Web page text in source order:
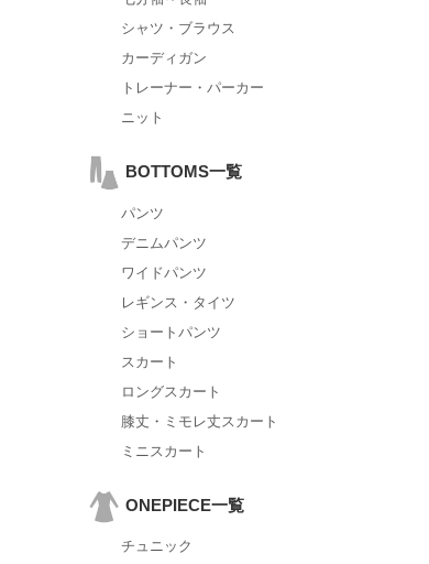
シャツ・ブラウス
カーディガン
トレーナー・パーカー
ニット
BOTTOMS一覧
パンツ
デニムパンツ
ワイドパンツ
レギンス・タイツ
ショートパンツ
スカート
ロングスカート
膝丈・ミモレ丈スカート
ミニスカート
ONEPIECE一覧
チュニック